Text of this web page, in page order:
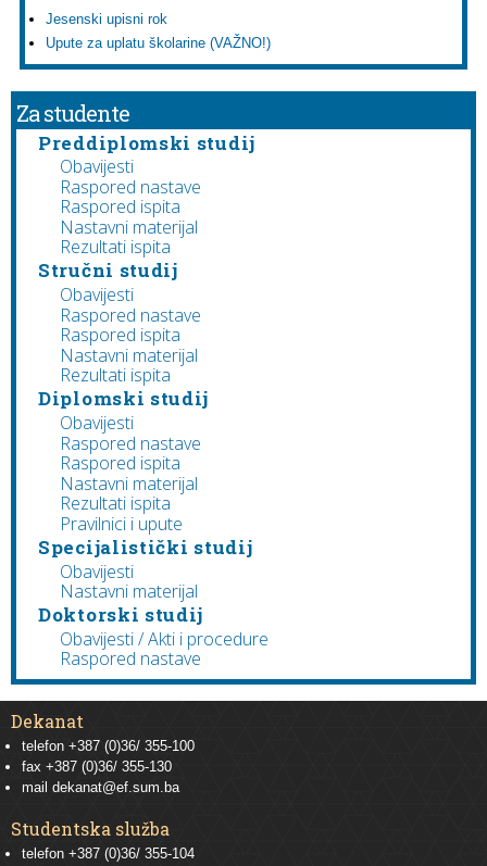
Jesenski upisni rok
Upute za uplatu školarine (VAŽNO!)
Za studente
Preddiplomski studij
Obavijesti
Raspored nastave
Raspored ispita
Nastavni materijal
Rezultati ispita
Stručni studij
Obavijesti
Raspored nastave
Raspored ispita
Nastavni materijal
Rezultati ispita
Diplomski studij
Obavijesti
Raspored nastave
Raspored ispita
Nastavni materijal
Rezultati ispita
Pravilnici i upute
Specijalistički studij
Obavijesti
Nastavni materijal
Doktorski studij
Obavijesti / Akti i procedure
Raspored nastave
Dekanat
telefon +387 (0)36/ 355-100
fax +387 (0)36/ 355-130
mail dekanat@ef.sum.ba
Studentska služba
telefon +387 (0)36/ 355-104